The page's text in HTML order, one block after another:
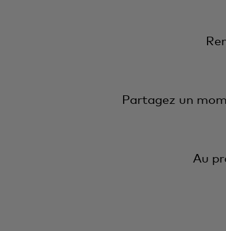
Partagez un
Au